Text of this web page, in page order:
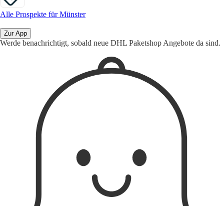
Alle Prospekte für Münster
Zur App
Werde benachrichtigt, sobald neue DHL Paketshop Angebote da sind.